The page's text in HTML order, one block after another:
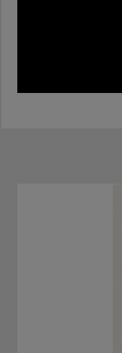
• Verzichte
psychischen
werden und
Das
Spritzen
Infektionen
Achtung:
Körper an die